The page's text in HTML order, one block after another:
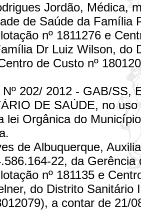
Jordão, Médica,
de Saúde da Família
nº 1811276 e
Dr Luiz Wilson, do
de Custo nº
Nº 202/ 2012 - GAB/SS,
DE SAÚDE, no
lei Orgânica do
de Albuquerque,
22, da
nº 181135 e
do Distrito Sanitário
a contar de 21/